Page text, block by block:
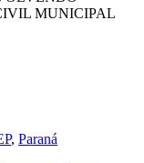
MUNICIPAL
, Paraná